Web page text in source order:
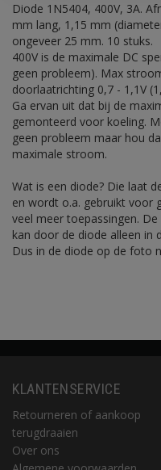
Diode 1N5404, 400V, 3A.
mm lang, 1,15 mm
ongeveer 25 mm. 10 stuks.
400V is de maximale DC
geen probleem). Max
doorlaatrichting 0,7 - 1,1V
Ga ervan uit dat bij de
gemonteerd voor koeling.
geen probleem maar hou
maximale stroom.
Wat is een diode? Die laat
en wordt o.a. gebruikt voor
veel meer toepassingen.
kan door de diode alleen in
Dus in de diode op de foto
KLANTENSERVICE
Retourneren of aankoop
terugdraaien
Over ons